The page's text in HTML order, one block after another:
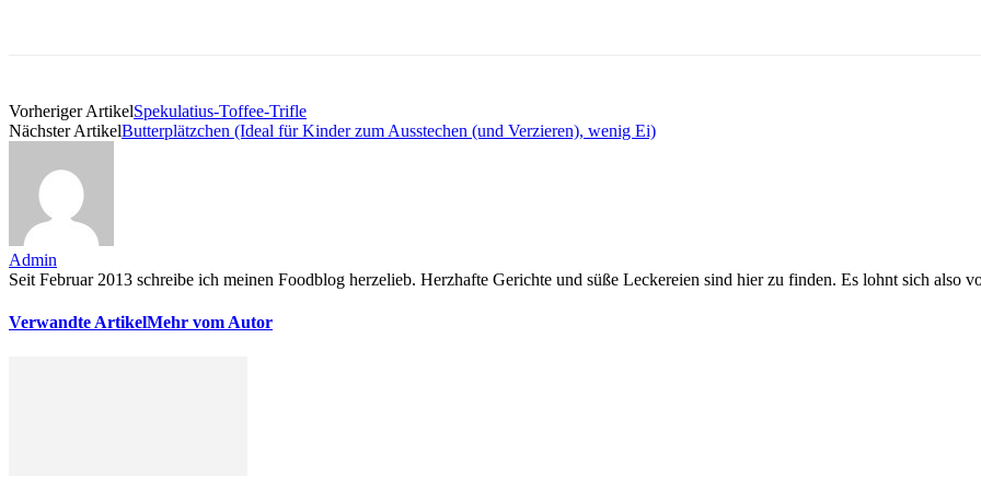
Vorheriger ArtikelSpekulatius-Toffee-Trifle
Nächster ArtikelButterplätzchen (Ideal für Kinder zum Ausstechen (und Verzieren), wenig Ei)
Admin
Seit Februar 2013 schreibe ich meinen Foodblog herzelieb. Herzhafte Gerichte und süße Leckereien sind hier zu finden. Es lohnt sich also
Verwandte ArtikelMehr vom Autor